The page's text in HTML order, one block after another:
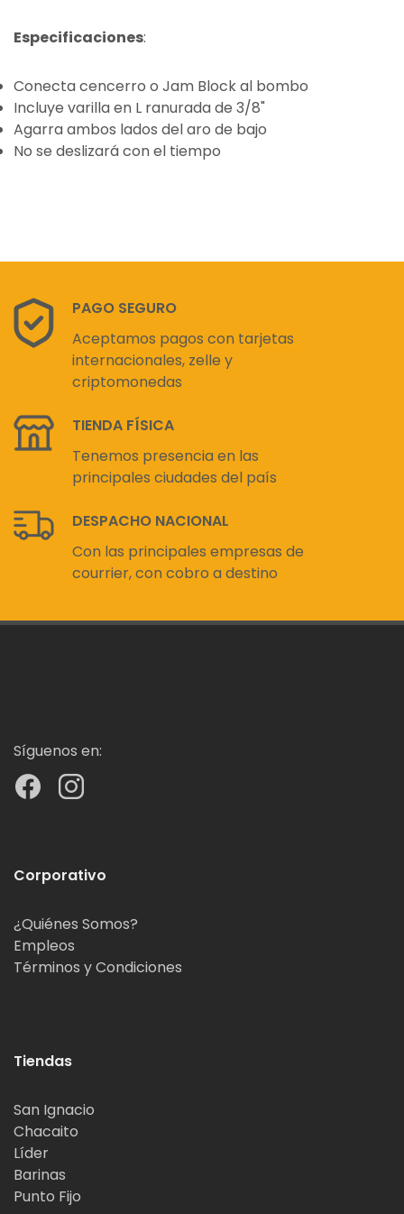
Especificaciones:
Conecta cencerro o Jam Block al bombo
Incluye varilla en L ranurada de 3/8"
Agarra ambos lados del aro de bajo
No se deslizará con el tiempo
PAGO SEGURO
Aceptamos pagos con tarjetas
internacionales, zelle y
criptomonedas
TIENDA FÍSICA
Tenemos presencia en las
principales ciudades del país
DESPACHO NACIONAL
Con las principales empresas de
courrier, con cobro a destino
Síguenos en:
Corporativo
¿Quiénes Somos?
Empleos
Términos y Condiciones
Tiendas
San Ignacio
Chacaito
Líder
Barinas
Punto Fijo